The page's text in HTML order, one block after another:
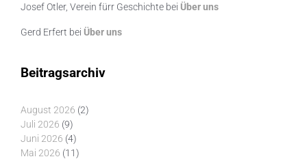
Josef Otler, Verein fürr Geschichte bei Über uns
Gerd Erfert bei Über uns
Beitragsarchiv
August 2026 (2)
Juli 2026 (9)
Juni 2026 (4)
Mai 2026 (11)